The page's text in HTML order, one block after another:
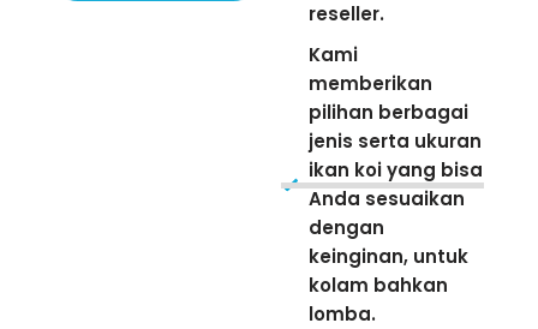
reseller.
Kami
memberikan
pilihan berbagai
jenis serta ukuran
ikan koi yang bisa
Anda sesuaikan
dengan
keinginan, untuk
kolam bahkan
lomba.